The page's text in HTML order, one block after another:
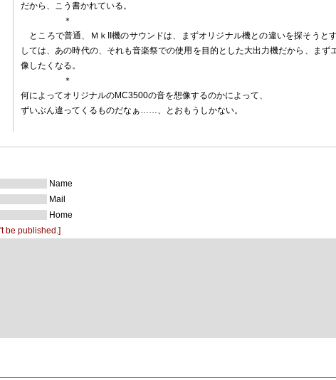
だから、こう書かれている。
＊
ところで普通、ＭｋII機のサウンドは、まずオリジナル機との違いを探そうと
しては、あの時代の、それも音楽祭での使用を目的とした大出力機だから、まず
像したくなる。
＊
何によってオリジナルのMC3500の音を想像するのかによって、
ずいぶん違ってくるものだなぁ……、とおもうしかない。
Name
Mail
Home
be published.]